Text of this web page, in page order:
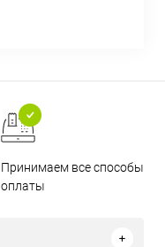
Принимаем все способы
оплаты